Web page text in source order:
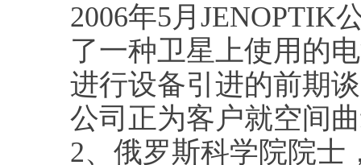
2006年5月JENOPTIK
了一种卫星上使用的
进行设备引进的前期
公司正为客户就空间
2、俄罗斯科学院院士